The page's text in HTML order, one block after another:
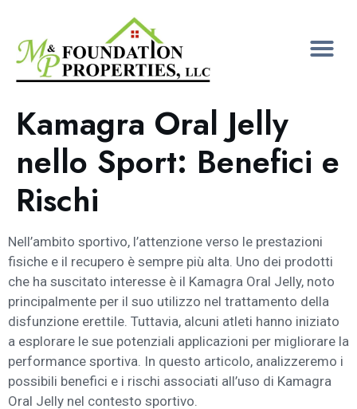
Kamagra Oral Jelly
nello Sport: Benefici e
Rischi
Nell’ambito sportivo, l’attenzione verso le prestazioni
fisiche e il recupero è sempre più alta. Uno dei prodotti
che ha suscitato interesse è il Kamagra Oral Jelly, noto
principalmente per il suo utilizzo nel trattamento della
disfunzione erettile. Tuttavia, alcuni atleti hanno iniziato
a esplorare le sue potenziali applicazioni per migliorare la
performance sportiva. In questo articolo, analizzeremo i
possibili benefici e i rischi associati all’uso di Kamagra
Oral Jelly nel contesto sportivo.